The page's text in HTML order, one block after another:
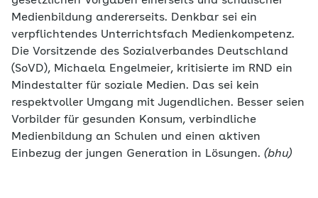
Medienbildung andererseits. Denkbar sei ein
verpflichtendes Unterrichtsfach Medienkompetenz.
Die Vorsitzende des Sozialverbandes Deutschland
(SoVD), Michaela Engelmeier, kritisierte im RND ein
Mindestalter für soziale Medien. Das sei kein
respektvoller Umgang mit Jugendlichen. Besser seien
Vorbilder für gesunden Konsum, verbindliche
Medienbildung an Schulen und einen aktiven
Einbezug der jungen Generation in Lösungen. (bhu)